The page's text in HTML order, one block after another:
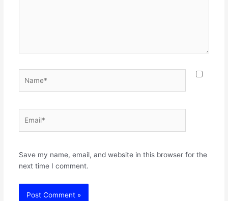
Save my name, email, and website in this browser for the
next time I comment.